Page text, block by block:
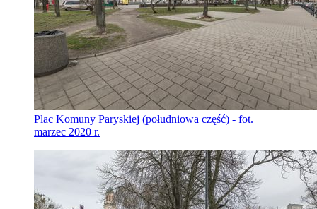
Plac Komuny Paryskiej (południowa część) - fot.
marzec 2020 r.